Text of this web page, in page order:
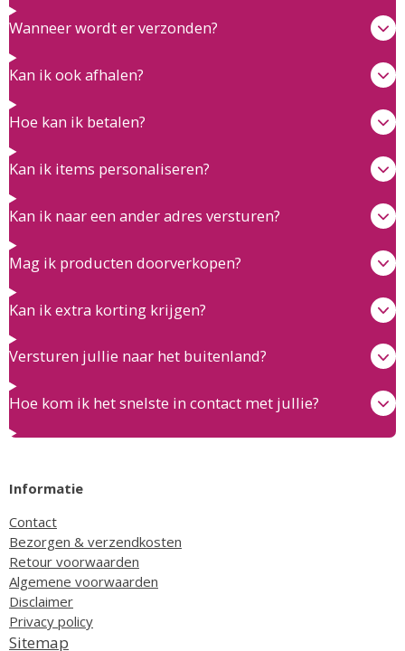
Wanneer wordt er verzonden?
Kan ik ook afhalen?
Hoe kan ik betalen?
Kan ik items personaliseren?
Kan ik naar een ander adres versturen?
Mag ik producten doorverkopen?
Kan ik extra korting krijgen?
Versturen jullie naar het buitenland?
Hoe kom ik het snelste in contact met jullie?
Informatie
Contact
Bezorgen & verzendkosten
Retour voorwaarden
Algemene voorwaarden
Disclaimer
Privacy policy
Sitemap